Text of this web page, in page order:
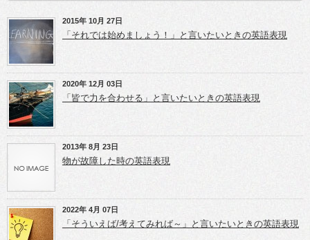
(新
し
い
ウ
ィ
ン
ド
ウ
で
開
き
ま
す)
e
r
で
共
有
(新
し
い
ウ
ィ
ン
ド
ウ
で
開
き
e
+
で
し
い
ウ
ィ
ン
開
き
ま
す)
2015年 10月 27日
「それでは始めましょう！」と言いたいときの英語表現
2020年 12月 03日
「皆で力を合わせる」と言いたいときの英語表現
2013年 8月 23日
物が故障した時の英語表現
2022年 4月 07日
「そういえば/考えてみれば～」と言いたいときの英語表現